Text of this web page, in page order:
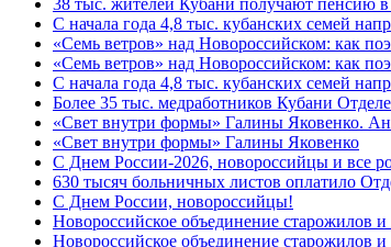
С начала года 4,8 тыс. кубанских семей
«Семь ветров» над Новороссийском: как
«Семь ветров» над Новороссийском: как
С начала года 4,8 тыс. кубанских семей
Более 35 тыс. медработников Кубани
«Свет внутри формы» Галины Яковенко.
«Свет внутри формы» Галины Яковенко
C Днем России-2026, новороссийцы и все
630 тысяч больничных листов оплатило
C Днем России, новороссийцы!
Новороссийское объединение старожилов
Новороссийское объединение старожилов